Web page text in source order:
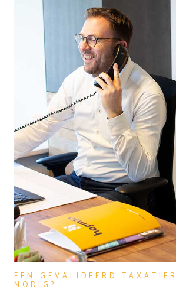
EEN GEVALIDEERD
NODIG?